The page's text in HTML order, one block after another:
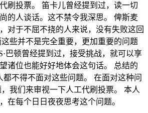
刷投票。 笛卡儿曾经提到过，读一切
的人谈话。这不禁令我深思。 俾斯麦
对于不屈不挠的人来说，没有失败这回
些并不是完全重要，更加重要的问题
巴顿曾经提到过，接受挑战，就可以享
诸位也能好好地体会这句话。 总结的
都不得不面对这些问题。 在面对这种问
我们来审视一下人工代刷投票。 本人
在每个日日夜夜思考这个问题。